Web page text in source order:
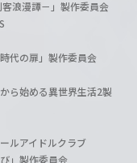
浪漫譚－」製作委員会
代の扉」製作委員会
ら始める異世界生活2製
ルアイドルクラブ
」製作委員会